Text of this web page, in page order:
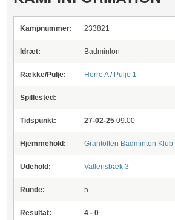
Kampnummer: 233821
Idræt: Badminton
Række/Pulje: Herre A/ Pulje 1
Spillested:
Tidspunkt: 27-02-2509:00
Hjemmehold: Grantoften Badminton Klub
Udehold: Vallensbæk 3
Runde: 5
Resultat: 4 - 0